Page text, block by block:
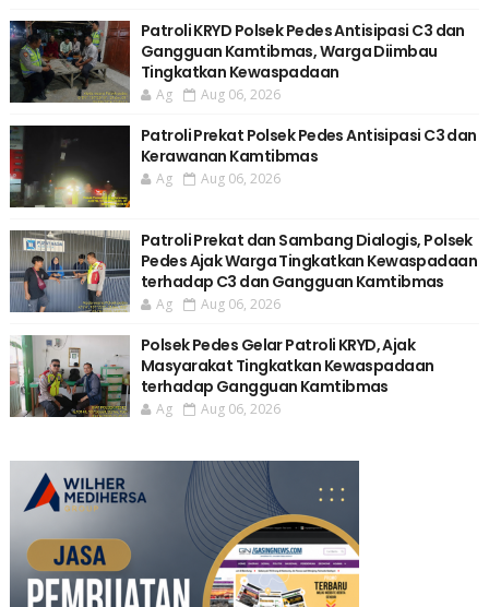
Patroli KRYD Polsek Pedes Antisipasi C3 dan
Gangguan Kamtibmas, Warga Diimbau
Tingkatkan Kewaspadaan
Ag Aug 06, 2026
Patroli Prekat Polsek Pedes Antisipasi C3 dan
Kerawanan Kamtibmas
Ag Aug 06, 2026
Patroli Prekat dan Sambang Dialogis, Polsek
Pedes Ajak Warga Tingkatkan Kewaspadaan
terhadap C3 dan Gangguan Kamtibmas
Ag Aug 06, 2026
Polsek Pedes Gelar Patroli KRYD, Ajak
Masyarakat Tingkatkan Kewaspadaan
terhadap Gangguan Kamtibmas
Ag Aug 06, 2026